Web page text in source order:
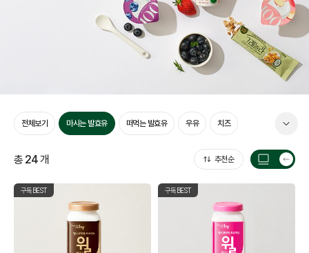
전체보기 마시는 발효유 떠먹는 발효유 우유 치즈
총24개 추천순
목
구독BEST 구독BEST